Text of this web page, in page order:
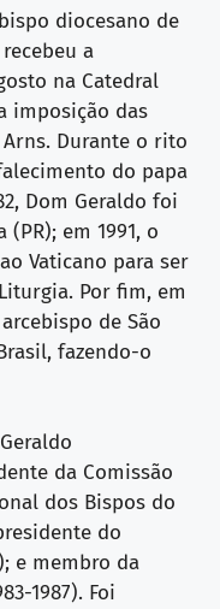
diocesano de
a
na Catedral
imposição das
Durante o rito
do papa
Dom Geraldo foi
em 1991, o
Vaticano para ser
Por fim, em
de São
fazendo-o
da Comissão
dos Bispos do
do
e membro da
1987). Foi